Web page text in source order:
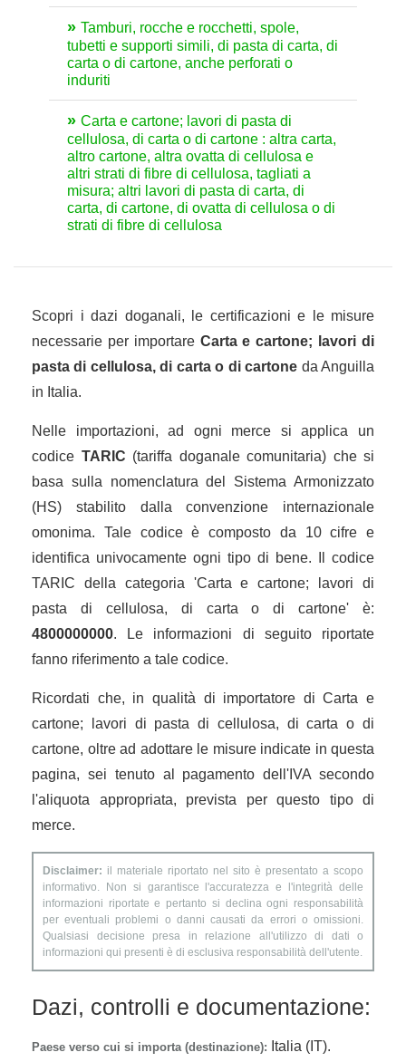
Tamburi, rocche e rocchetti, spole,
tubetti e supporti simili, di pasta di carta, di
carta o di cartone, anche perforati o
induriti
Carta e cartone; lavori di pasta di
cellulosa, di carta o di cartone : altra carta,
altro cartone, altra ovatta di cellulosa e
altri strati di fibre di cellulosa, tagliati a
misura; altri lavori di pasta di carta, di
carta, di cartone, di ovatta di cellulosa o di
strati di fibre di cellulosa
Scopri i dazi doganali, le certificazioni e le misure
necessarie per importare Carta e cartone; lavori di
pasta di cellulosa, di carta o di cartone da Anguilla
in Italia.
Nelle importazioni, ad ogni merce si applica un
codice TARIC (tariffa doganale comunitaria) che si
basa sulla nomenclatura del Sistema Armonizzato
(HS) stabilito dalla convenzione internazionale
omonima. Tale codice è composto da 10 cifre e
identifica univocamente ogni tipo di bene. Il codice
TARIC della categoria 'Carta e cartone; lavori di
pasta di cellulosa, di carta o di cartone' è:
4800000000. Le informazioni di seguito riportate
fanno riferimento a tale codice.
Ricordati che, in qualità di importatore di Carta e
cartone; lavori di pasta di cellulosa, di carta o di
cartone, oltre ad adottare le misure indicate in questa
pagina, sei tenuto al pagamento dell'IVA secondo
l'aliquota appropriata, prevista per questo tipo di
merce.
Disclaimer: il materiale riportato nel sito è presentato a scopo
informativo. Non si garantisce l'accuratezza e l'integrità delle
informazioni riportate e pertanto si declina ogni responsabilità
per eventuali problemi o danni causati da errori o omissioni.
Qualsiasi decisione presa in relazione all'utilizzo di dati o
informazioni qui presenti è di esclusiva responsabilità dell'utente.
Dazi, controlli e documentazione:
Paese verso cui si importa (destinazione): Italia (IT).